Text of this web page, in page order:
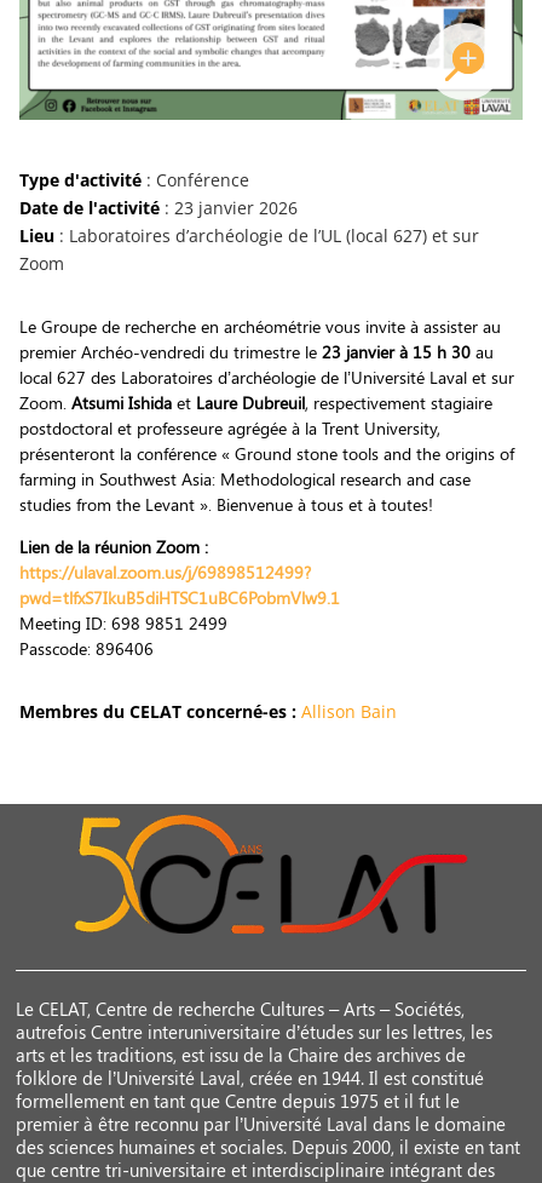
Type d'activité: Conférence
Date de l'activité: 23 janvier 2026
Lieu: Laboratoires d’archéologie de l’UL (local 627) et sur
Zoom
Le Groupe de recherche en archéométrie vous invite à assister au
premier Archéo-vendredi du trimestre le 23 janvier à 15 h 30au
local 627 des Laboratoires d’archéologie de l’Université Laval et sur
Zoom. Atsumi Ishida et Laure Dubreuil, respectivement stagiaire
postdoctoral et professeure agrégée à la Trent University,
présenteront la conférence « Ground stone tools and the origins of
farming in Southwest Asia: Methodological research and case
studies from the Levant ». Bienvenue à tous et à toutes!
Lien de la réunion Zoom :
https://ulaval.zoom.us/j/69898512499?
pwd=tlfxS7IkuB5diHTSC1uBC6PobmVlw9.1
Meeting ID: 698 9851 2499
Passcode: 896406
Membres du CELAT concerné-es : Allison Bain
Le CELAT, Centre de recherche Cultures – Arts – Sociétés,
autrefois Centre interuniversitaire d’études sur les lettres, les
arts et les traditions, est issu de la Chaire des archives de
folklore de l’Université Laval, créée en 1944. Il est constitué
formellement en tant que Centre depuis 1975 et il fut le
premier à être reconnu par l’Université Laval dans le domaine
des sciences humaines et sociales. Depuis 2000, il existe en tant
que centre tri-universitaire et interdisciplinaire intégrant des